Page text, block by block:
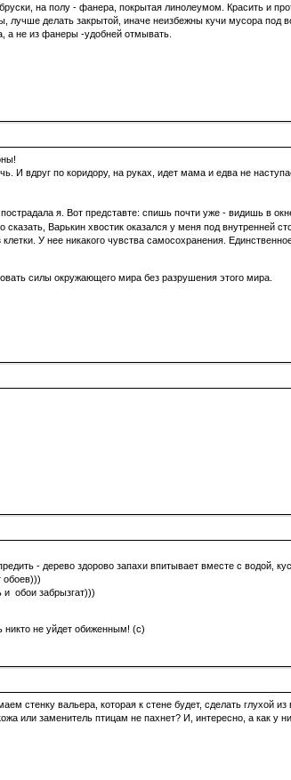
на полу - фанера, покрытая линолеумом. Красить и
лучше делать закрытой, иначе неизбежны кучи мусора под
а не из фанеры -удобней отмывать.
И вдруг по коридору, на руках, идет мама и едва не
я. Вот представте: спишь почти уже - видишь в
сказать, Варькин хвостик оказался у меня под внутренней
У нее никакого чувства самосохранения.
силы окружающего мира без разрушения этого мира.
- дерево здорово запахи впитывает вместе с водой,
обоев)))
обои забрызгат)))
никто не уйдет обиженным! (c)
стенку вальера, которая к стене будет, сделать глухой
или заменитель птицам не пахнет? И, интересно, а как у